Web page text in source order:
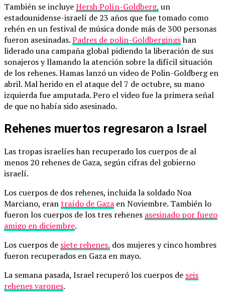
También se incluyeHersh Polín-Goldberg, un
estadounidense-israelí de 23 años que fue tomado como
rehén en un festival de música donde más de 300 personas
fueron asesinadas.Padres de polin-Goldbergingshan
liderado una campaña global pidiendo la liberación de sus
sonajeros y llamando la atención sobre la difícil situación
de los rehenes. Hamas lanzó un video de Polin-Goldberg en
abril. Mal herido en el ataque del 7 de octubre, su mano
izquierda fue amputada. Pero el video fue la primera señal
de que no había sido asesinado.
Rehenes muertos regresaron a Israel
Las tropas israelíes han recuperado los cuerpos de al
menos 20 rehenes de Gaza, según cifras del gobierno
israelí.
Los cuerpos de dos rehenes, incluida la soldado Noa
Marciano, erantraído de Gaza en Noviembre. También lo
fueron los cuerpos de los tres rehenes asesinado por fuego
amigo en diciembre.
Los cuerpos de siete rehenes, dos mujeres y cinco hombres
fueron recuperados en Gaza en mayo.
La semana pasada, Israel recuperó los cuerpos de seis
rehenes varones.